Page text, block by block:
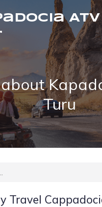
ATV
Turu
Travel